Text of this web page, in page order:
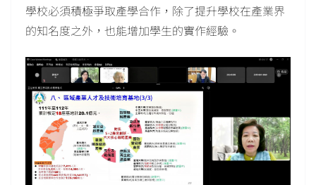
學校必須積極爭取產學合作，除了提升學校在產業界
的知名度之外，也能增加學生的實作經驗。